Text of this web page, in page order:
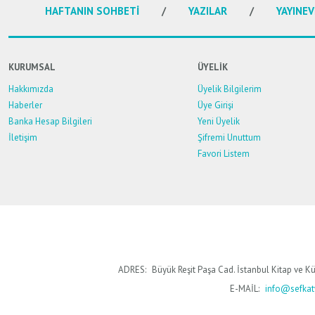
HAFTANIN SOHBETİ YAZILAR
KURUMSAL
Hakkımızda
Haberler
Banka Hesap Bilgileri
İletişim
ÜYELİK
Üyelik Bilgilerim
Üye Girişi
Yeni Üyelik
Şifremi Unuttum
Favori Listem
ADRES: Büyük Reşit Paşa Cad. İstanbul Kitap ve
E-MAİL: